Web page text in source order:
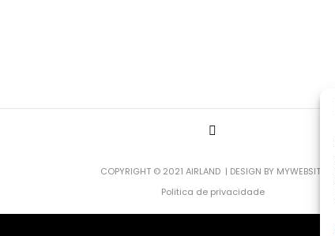
COPYRIGHT © 2021 AIRLAND | DESIGN BY MYWEBSITE
Politica de privacidade